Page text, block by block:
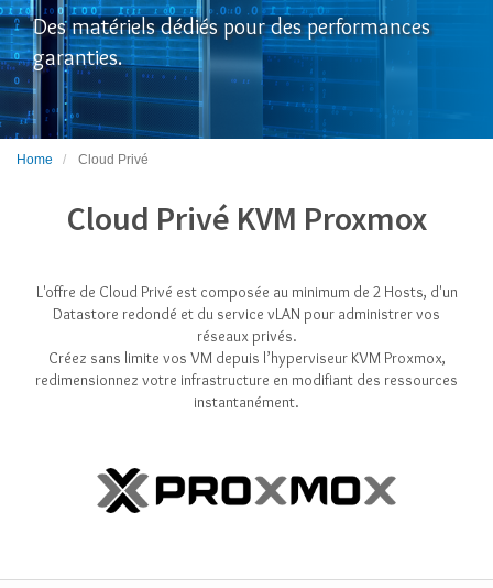
Des matériels dédiés pour des performances
garanties.
Home Cloud Privé
Cloud Privé KVM Proxmox
L'offre de Cloud Privé est composée au minimum de 2 Hosts, d'un
Datastore redondé et du service vLAN pour administrer vos
réseaux privés.
Créez sans limite vos VM depuis l’hyperviseur KVM Proxmox,
redimensionnez votre infrastructure en modifiant des ressources
instantanément.